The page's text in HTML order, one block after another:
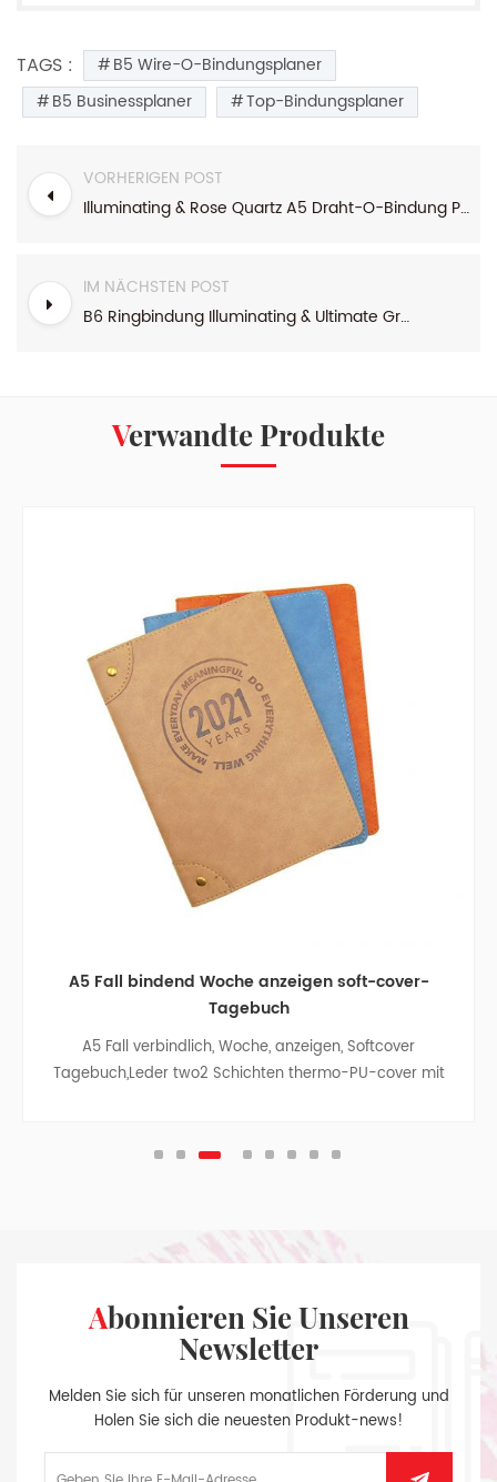
TAGS :
B5 Wire-O-Bindungsplaner
B5 Businessplaner
Top-Bindungsplaner
VORHERIGEN POST
Illuminating & Rose Quartz A5 Draht-O-Bindung PU-Hardcover-Tagebuch
IM NÄCHSTEN POST
B6 Ringbindung Illuminating & Ultimate Grey Series 365 Tagesplaner
Verwandte Produkte
A5 Fall bindend Woche anzeigen soft-cover-
Tagebuch
A5 Fall verbindlich, Woche, anzeigen, Softcover
Tagebuch,Leder two2 Schichten thermo-PU-cover mit
Abonnieren Sie Unseren
Newsletter
Melden Sie sich für unseren monatlichen Förderung und
Holen Sie sich die neuesten Produkt-news!